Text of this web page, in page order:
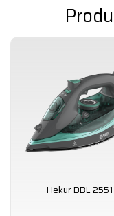
Sistemi për
Sistem i cili nën
shkaktuara nga
Strength
2600 W
Të tjera
Avull i
Hekur DBL 2551